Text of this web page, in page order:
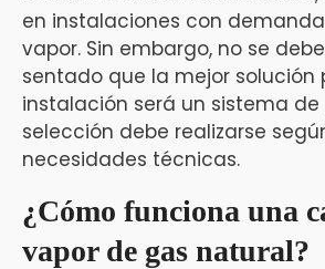
en instalaciones con
vapor. Sin embargo, no se
sentado que la mejor solución
instalación será un sistema de
selección debe realizarse
necesidades técnicas.
¿Cómo funciona una
vapor de gas natural?